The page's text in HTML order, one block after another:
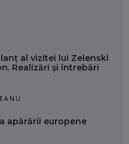
al vizitei lui Zelenski
Realizări și întrebări
apărării europene